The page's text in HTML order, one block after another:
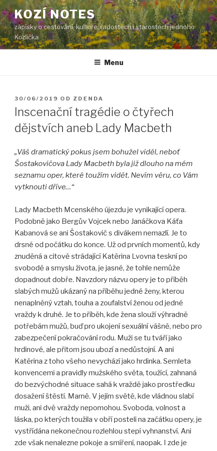
Přejít
k
obsahu
webu
KOZÍ NOTES
zápisky o cestování, kultuře, radostech i starostech jednoho
Kozlíčka
Menu
PUBLIKOVÁNO
30/06/2019 OD ZDENDA
Inscenační tragédie o čtyřech
dějstvích aneb Lady Macbeth
„Váš dramatický pokus jsem bohužel viděl, neboť
Šostakovičova Lady Macbeth byla již dlouho na mém
seznamu oper, které toužím vidět. Nevím věru, co Vám
vytknouti dříve…“
Lady Macbeth Mcenského újezdu je vynikající opera.
Podobně jako Bergův Vojcek nebo Janáčkova Káťa
Kabanová se ani Šostakovič s divákem nemazlí. Je to
drsné od počátku do konce. Už od prvních momentů, kdy
znuděná a citově strádající Katěrina Lvovna teskní po
svobodě a smyslu života, je jasné, že tohle nemůže
dopadnout dobře. Navzdory názvu opery je to příběh
slabých mužů ukázaný na příběhu jedné ženy, kterou
nenaplněný vztah, touha a zoufalství ženou od jedné
vraždy k druhé. Je to příběh, kde žena slouží výhradně
potřebám mužů, buď pro ukojení sexuální vášně, nebo pro
zabezpečení pokračování rodu. Muži se tu tváří jako
hrdinové, ale přitom jsou ubozí a nedůstojní. A ani
Katěrina z toho všeho nevychází jako hrdinka. Semleta
konvencemi a pravidly mužského světa, toužící, zahnaná
do bezvýchodné situace sahá k vraždě jako prostředku
dosažení štěstí. Marně. V jejím světě, kde vládnou slabí
muži, ani dvě vraždy nepomohou. Svoboda, volnost a
láska, po kterých toužila v obří posteli na začátku opery, je
vystřídána nekonečnou rozlehlou stepí vyhnanství. Ani
zde však nenalezne pokoje a smíření, naopak. I zde je